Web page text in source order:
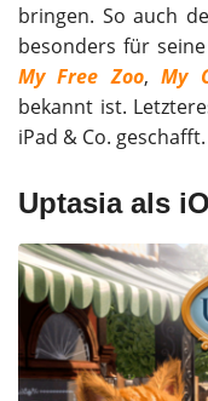
bringen. So auch
besonders für
My Free Zoo,My
bekannt ist.
iPad & Co. geschafft.
Uptasia als